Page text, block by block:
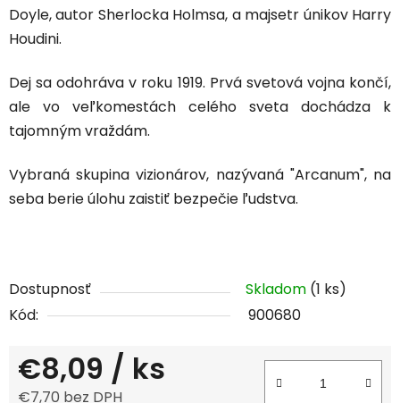
Doyle, autor Sherlocka Holmsa, a majsetr únikov Harry
Houdini.
Dej sa odohráva v roku 1919. Prvá svetová vojna končí,
ale vo veľkomestách celého sveta dochádza k
tajomným vraždám.
Vybraná skupina vizionárov, nazývaná "Arcanum", na
seba berie úlohu zaistiť bezpečie ľudstva.
Dostupnosť Skladom (1 ks)
Kód:
900680
€8,09 / ks
€7,70 bez DPH